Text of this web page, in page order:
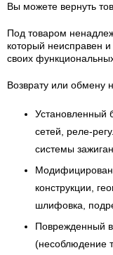
Вы можете вернуть
Под товаром
который неисправен
своих
Возврату или обмену
Установленный
сетей, реле-
системы
конструкции,
шлифовка,
Поврежденный в
(несоблюдение